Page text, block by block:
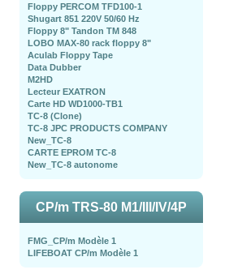
Floppy PERCOM TFD100-1
Shugart 851 220V 50/60 Hz
Floppy 8" Tandon TM 848
LOBO MAX-80 rack floppy 8"
Aculab Floppy Tape
Data Dubber
M2HD
Lecteur EXATRON
Carte HD WD1000-TB1
TC-8 (Clone)
TC-8 JPC PRODUCTS COMPANY
New_TC-8
CARTE EPROM TC-8
New_TC-8 autonome
CP/m TRS-80 M1/III/IV/4P
FMG_CP/m Modèle 1
LIFEBOAT CP/m Modèle 1